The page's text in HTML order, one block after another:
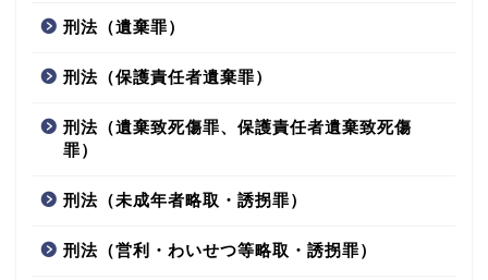
刑法（遺棄罪）
刑法（保護責任者遺棄罪）
刑法（遺棄致死傷罪、保護責任者遺棄致死傷
罪）
刑法（未成年者略取・誘拐罪）
刑法（営利・わいせつ等略取・誘拐罪）